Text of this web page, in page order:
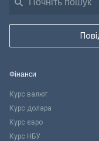
Фінанси
Курс валют
Курс долара
Курс євро
Курс НБУ